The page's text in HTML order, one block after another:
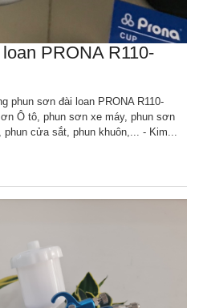
PRONA R110-
phun sơn đài loan PRONA R110-
Ô tô, phun sơn xe máy, phun sơn
phun cửa sắt, phun khuôn,... - Kim...